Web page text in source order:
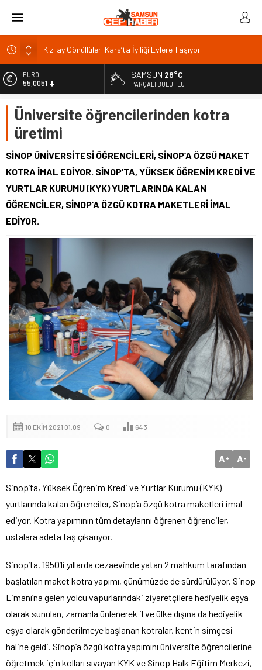
Kızılay Gönüllüleri Kars’ta İyiliği Evlere Taşıyor
Kars Belediye Başkanı’ndan Bakü’de turizm görüşmesi
Bakan Yumaklı’dan Kars’ta kaşar ve gravyer üretim tesisi
ziyareti
Tarım ve Orman Bakanı Yumaklı, Kars Valisi’ni ziyaret etti
EURO
55,0051
6.584,66
BİST
13.889,75
47,7046
SAMSUN 28°C
PARÇALI BULUTLU
Üniversite öğrencilerinden kotra
üretimi
SİNOP ÜNİVERSİTESİ ÖĞRENCİLERİ, SİNOP’A ÖZGÜ MAKET
KOTRA İMAL EDİYOR. SİNOP’TA, YÜKSEK ÖĞRENİM KREDİ VE
YURTLAR KURUMU (KYK) YURTLARINDA KALAN
ÖĞRENCİLER, SİNOP’A ÖZGÜ KOTRA MAKETLERİ İMAL
EDİYOR.
10 EKIM 2021 01:09 0 643
A+ A-
Sinop’ta, Yüksek Öğrenim Kredi ve Yurtlar Kurumu (KYK)
yurtlarında kalan öğrenciler, Sinop’a özgü kotra maketleri imal
ediyor. Kotra yapımının tüm detaylarını öğrenen öğrenciler,
ustalara adeta taş çıkarıyor.
Sinop’ta, 1950’li yıllarda cezaevinde yatan 2 mahkum tarafından
başlatılan maket kotra yapımı, günümüzde de sürdürülüyor. Sinop
Limanı’na gelen yolcu vapurlarındaki ziyaretçilere hediyelik eşya
olarak sunulan, zamanla ünlenerek il ve ülke dışına da hediyelik
eşya olarak gönderilmeye başlanan kotralar, kentin simgesi
haline geldi. Sinop’a özgü kotra yapımını üniversite öğrencilerine
öğretmek için kolları sıvayan KYK ve Sinop Halk Eğitim Merkezi,